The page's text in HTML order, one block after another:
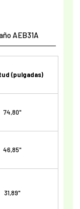
AEB31A
(pulgadas)
74,80"
46,85"
31,89"